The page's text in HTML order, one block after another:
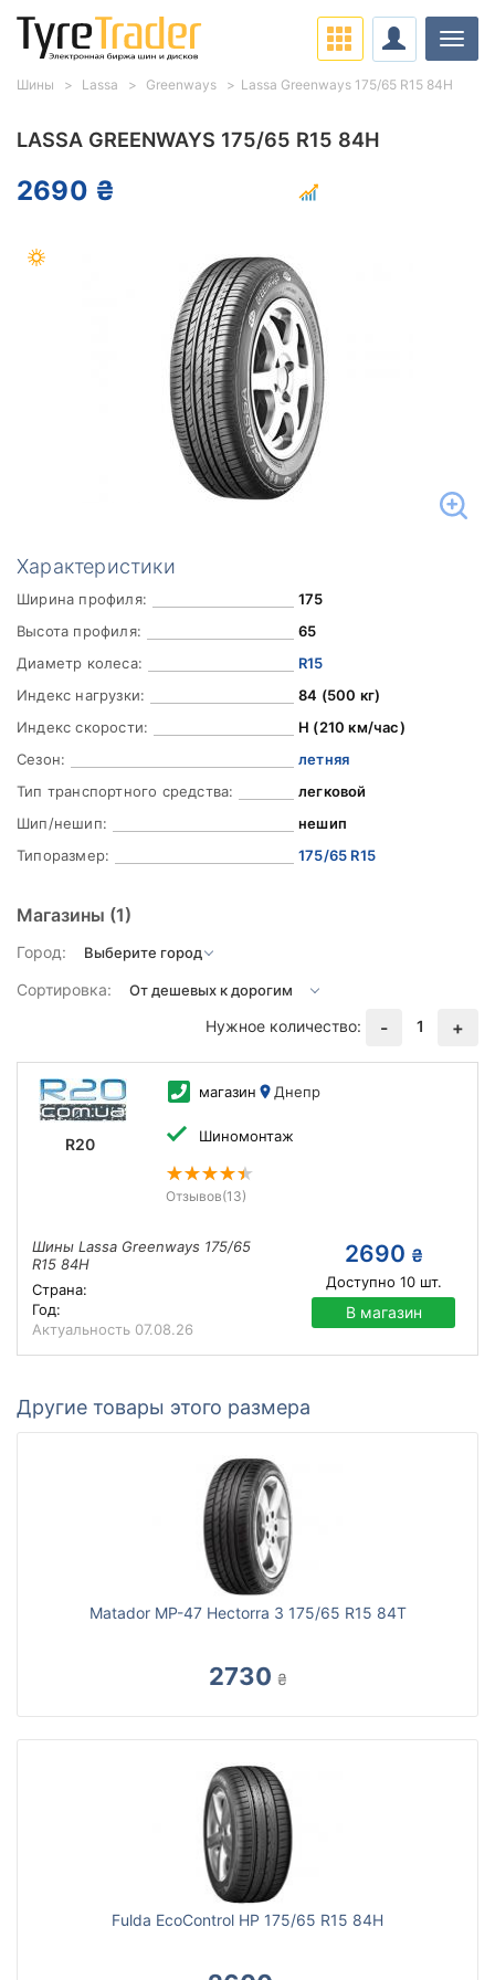
LASSA GREENWAYS 175/65 R15 84H
2690 ₴
Характеристики
Ширина профиля:
175
Высота профиля:
65
Диаметр колеса:
R15
Индекс нагрузки:
84 (500 кг)
Индекс скорости:
H (210 км/час)
Сезон:
летняя
Тип транспортного средства:
легковой
Шип/нешип:
нешип
Типоразмер:
175/65 R15
Магазины (1)
Город:
Сортировка:
Нужное количество:
- 1 +
R20
магазин Днепр
Шиномонтаж
Отзывов(13)
Шины Lassa Greenways 175/65
R15 84H
Страна:
Год:
Актуальность 07.08.26
2690 ₴
Доступно 10шт.
В магазин
Другие товары этого размера
Matador MP-47 Hectorra 3 175/65 R15 84T
2730 ₴
Fulda EcoControl HP 175/65 R15 84H
Шины Lassa Greenways Lassa Greenways 175/65 R15 84H